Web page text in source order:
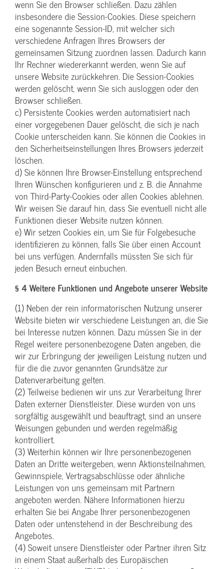
wenn Sie den Browser schließen. Dazu zählen
insbesondere die Session-Cookies. Diese speichern
eine sogenannte Session-ID, mit welcher sich
verschiedene Anfragen Ihres Browsers der
gemeinsamen Sitzung zuordnen lassen. Dadurch kann
Ihr Rechner wiedererkannt werden, wenn Sie auf
unsere Website zurückkehren. Die Session-Cookies
werden gelöscht, wenn Sie sich ausloggen oder den
Browser schließen.
c) Persistente Cookies werden automatisiert nach
einer vorgegebenen Dauer gelöscht, die sich je nach
Cookie unterscheiden kann. Sie können die Cookies in
den Sicherheitseinstellungen Ihres Browsers jederzeit
löschen.
d) Sie können Ihre Browser-Einstellung entsprechend
Ihren Wünschen konfigurieren und z. B. die Annahme
von Third-Party-Cookies oder allen Cookies ablehnen.
Wir weisen Sie darauf hin, dass Sie eventuell nicht alle
Funktionen dieser Website nutzen können.
e) Wir setzen Cookies ein, um Sie für Folgebesuche
identifizieren zu können, falls Sie über einen Account
bei uns verfügen. Andernfalls müssten Sie sich für
jeden Besuch erneut einbuchen.
§ 4 Weitere Funktionen und Angebote unserer Website
(1) Neben der rein informatorischen Nutzung unserer
Website bieten wir verschiedene Leistungen an, die Sie
bei Interesse nutzen können. Dazu müssen Sie in der
Regel weitere personenbezogene Daten angeben, die
wir zur Erbringung der jeweiligen Leistung nutzen und
für die die zuvor genannten Grundsätze zur
Datenverarbeitung gelten.
(2) Teilweise bedienen wir uns zur Verarbeitung Ihrer
Daten externer Dienstleister. Diese wurden von uns
sorgfältig ausgewählt und beauftragt, sind an unsere
Weisungen gebunden und werden regelmäßig
kontrolliert.
(3) Weiterhin können wir Ihre personenbezogenen
Daten an Dritte weitergeben, wenn Aktionsteilnahmen,
Gewinnspiele, Vertragsabschlüsse oder ähnliche
Leistungen von uns gemeinsam mit Partnern
angeboten werden. Nähere Informationen hierzu
erhalten Sie bei Angabe Ihrer personenbezogenen
Daten oder untenstehend in der Beschreibung des
Angebotes.
(4) Soweit unsere Dienstleister oder Partner ihren Sitz
in einem Staat außerhalb des Europäischen